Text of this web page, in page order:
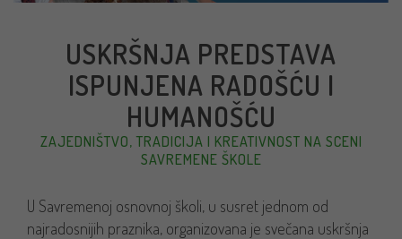
USKRŠNJA PREDSTAVA
ISPUNJENA RADOŠĆU I
HUMANOŠĆU
ZAJEDNIŠTVO, TRADICIJA I KREATIVNOST NA SCENI
SAVREMENE ŠKOLE
U Savremenoj osnovnoj školi, u susret jednom od
najradosnijih praznika, organizovana je svečana uskršnja